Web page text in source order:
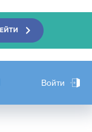
Войти